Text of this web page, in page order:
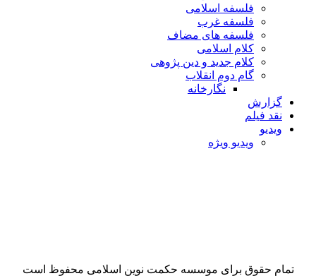
فلسفه اسلامی
فلسفه غرب
فلسفه های مضاف
کلام اسلامی
کلام جدید و دین پژوهی
گام دوم انقلاب
نگارخانه
گزارش
نقد فیلم
ویدیو
ویدیو ویژه
تمام حقوق برای موسسه حکمت نوین اسلامی محفوظ است